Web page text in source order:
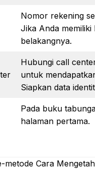
Nomor rekening
Jika Anda
belakangnya.
Hubungi call
untuk
Siapkan data
Pada buku
halaman pertama.
metode Cara